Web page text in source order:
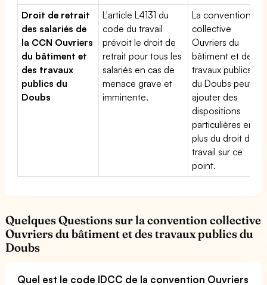
Droit de retrait
des salariés de
la CCN Ouvriers
du bâtiment et
des travaux
publics du
Doubs
L'article L4131 du
code du travail
prévoit le droit de
retrait pour tous les
salariés en cas de
menace grave et
imminente.
La convention
collective
Ouvriers du
bâtiment et des
travaux publics
du Doubs peut
ajouter des
dispositions
particulières en
plus du droit du
travail sur ce
point.
Quelques Questions sur la convention collective
Ouvriers du bâtiment et des travaux publics du
Doubs
Quel est le code IDCC de la convention Ouvriers